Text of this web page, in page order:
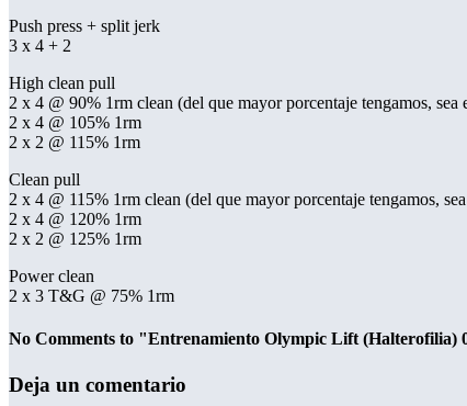
Push press + split jerk
3 x 4 + 2
High clean pull
2 x 4 @ 90% 1rm clean (del que mayor porcentaje tengamos, sea
2 x 4 @ 105% 1rm
2 x 2 @ 115% 1rm
Clean pull
2 x 4 @ 115% 1rm clean (del que mayor porcentaje tengamos,
2 x 4 @ 120% 1rm
2 x 2 @ 125% 1rm
Power clean
2 x 3 T&G @ 75% 1rm
No Comments to "Entrenamiento Olympic Lift (Halterofilia)
Deja un comentario